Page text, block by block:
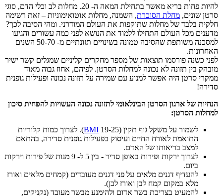
להיות פחות בריא מאשר בתחילת המאה ה- 20. מחלות לב וכלי הדם, סוגי
סרטן שונים, מחלת הסוכרת, השמנה, מחלות אוטואימוניות – זאת רשימה
חלקית בלבד של מחלות שתוקפות את העולם המודרני. ומהי הסיבה לכך?
מדענים מכל העולם התחילו ללמוד את הנושא לפני כמה עשורים והגיעו
למסכנה משותפת שהסיבה טמונה בשינויים תזונתיים מ- 50-70 השנים
האחרונות.
לפני כשנה פורסמו תוצאות של מספר מחקרים קליניים שמגלים קשר ישיר
מובהק בין תזונה לא נכונה למחלות הסרטן. לפיהם, אחוז גבוה מאוד
ממקרי סרטן היה אפשר למנוע עם שמירה על תזונה נכונה ופעילות גופנית
סדירה!
הנחיות של ארגון הסרטן הבינלאומי לתזונה נכונה העשויות להפחית סיכון
למחלות הסרטן:
לשמור על משקל גוף תקין (
BMI19-25). לצרוך כמות קלוריות
התואמת לאורח החיים ועיסוק בפעילות גופנית סדירה, בהתאם
למצב בריאותו של האדם.
לצרוך ירקות ופירות באופן סדיר - בין 5 ל- 9 מנות של פירות וירקות
ביום.
להעדיף דגנים מלאים על פני דגנים מעובדים (קמחים מלאים ואורז
מלא במקום קמח לבן ואורז לבן).
להמעיט בצריכת בשר אדום ולהימנע מבשר מעובד (נקניקים,